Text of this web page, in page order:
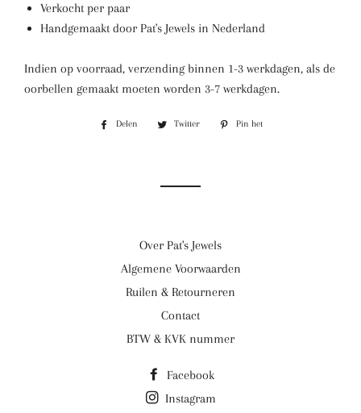
Verkocht per paar
Handgemaakt door Pat's Jewels in Nederland
Indien op voorraad, verzending binnen 1-3 werkdagen, als de
oorbellen gemaakt moeten worden 3-7 werkdagen.
Delen
Delen
Twitter
TwitterenPin het
Over Pat's Jewels
Algemene Voorwaarden
Ruilen & Retourneren
Contact
BTW & KVK nummer
Facebook
Instagram